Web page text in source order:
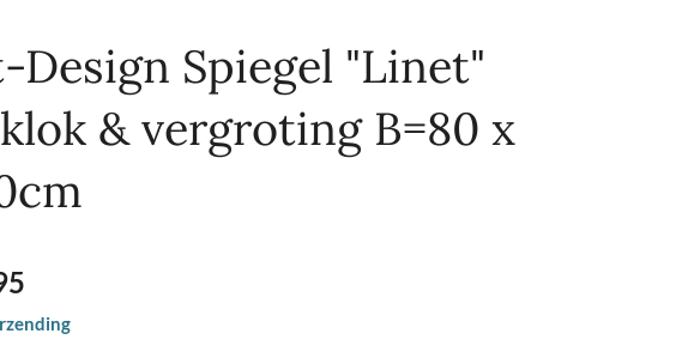
Design Spiegel "Linet"
& vergroting B=80 x